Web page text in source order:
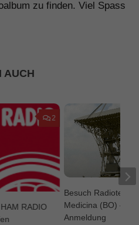
zu finden. Viel Spass
AUCH
2
RADIO
Besuch
Medicina (BO) –
Anmeldung